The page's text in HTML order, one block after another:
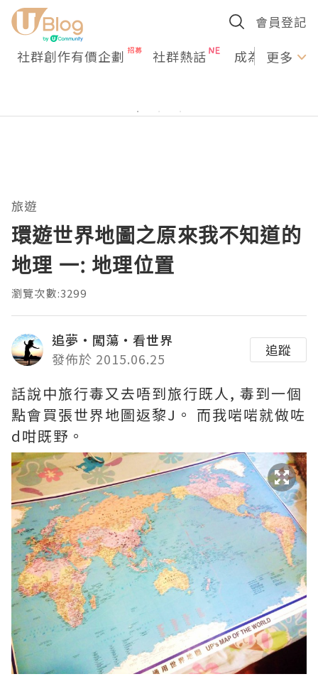
會員登記
社群創作有價企劃 社群熱話 成為U更多
旅遊
環遊世界地圖之原來我不知道的
地理 一: 地理位置
瀏覽次數:3299
追夢‧闖蕩‧看世界
發佈於 2015.06.25
追蹤
話說中旅行毒又去唔到旅行既人, 毒到一個
點會買張世界地圖返黎J。 而我啱啱就做咗
d咁既野。